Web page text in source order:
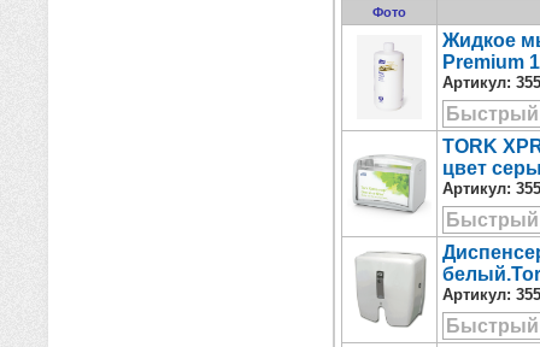
Фото
Жидкое
Premium
Артикул:
TORK
цвет
Артикул:
Артикул: